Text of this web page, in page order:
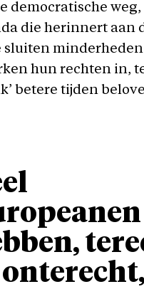
democratische
die herinnert aan
sluiten
hun rechten in,
betere tijden